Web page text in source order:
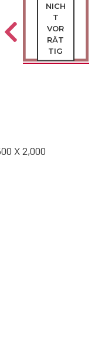
NICH
T
VOR
RÄT
TIG
X 2,000